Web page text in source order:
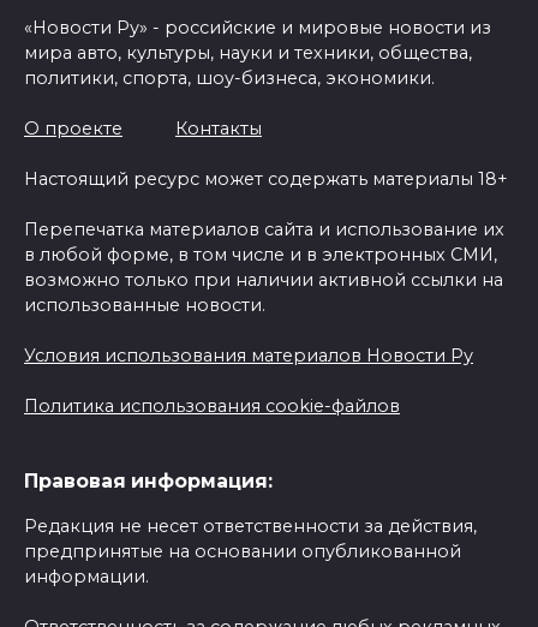
«Новости Ру» - российские и мировые новости из
мира авто, культуры, науки и техники, общества,
политики, спорта, шоу-бизнеса, экономики.
О проекте Контакты
Настоящий ресурс может содержать материалы 18+
Перепечатка материалов сайта и использование их
в любой форме, в том числе и в электронных СМИ,
возможно только при наличии активной ссылки на
использованные новости.
Условия использования материалов Новости Ру
Политика использования cookie-файлов
Правовая информация:
Редакция не несет ответственности за действия,
предпринятые на основании опубликованной
информации.